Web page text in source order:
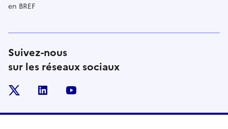
en BREF
Suivez-nous
sur les réseaux sociaux
linkedin